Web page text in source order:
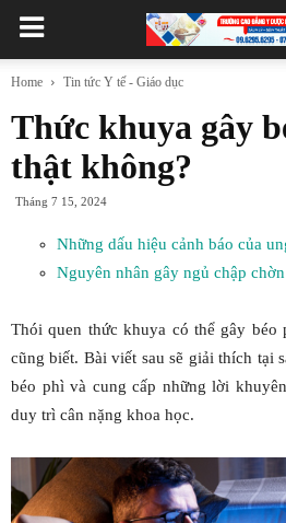
Home Tin tức Y tế - Giáo dục
Thức khuya gây
thật không?
Tháng 7 15, 2024
Những dấu hiệu cảnh báo của
Nguyên nhân gây ngủ chập
Thói quen thức khuya có thể gây béo
cũng biết. Bài viết sau sẽ giải thích tại
béo phì và cung cấp những lời
duy trì cân nặng khoa học.